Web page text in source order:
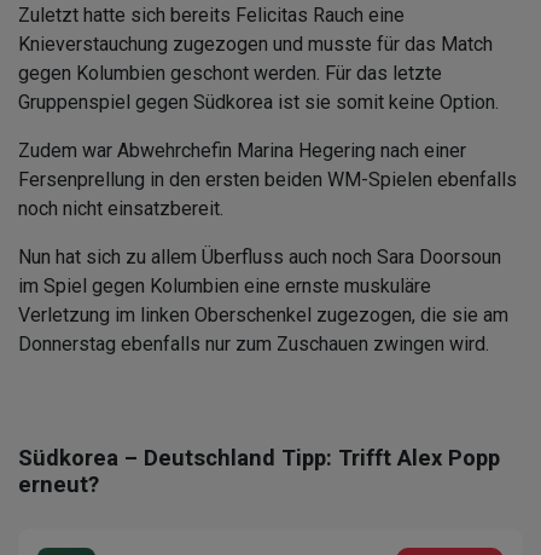
Zuletzt hatte sich bereits Felicitas Rauch eine
Knieverstauchung zugezogen und musste für das Match
gegen Kolumbien geschont werden. Für das letzte
Gruppenspiel gegen Südkorea ist sie somit keine Option.
Zudem war Abwehrchefin Marina Hegering nach einer
Fersenprellung in den ersten beiden WM-Spielen ebenfalls
noch nicht einsatzbereit.
Nun hat sich zu allem Überfluss auch noch Sara Doorsoun
im Spiel gegen Kolumbien eine ernste muskuläre
Verletzung im linken Oberschenkel zugezogen, die sie am
Donnerstag ebenfalls nur zum Zuschauen zwingen wird.
Südkorea – Deutschland Tipp: Trifft Alex Popp
erneut?